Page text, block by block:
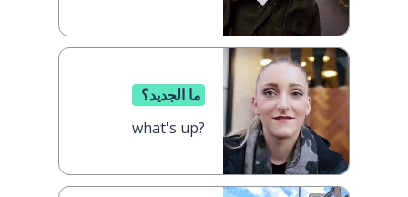
ما الجديد؟
what's up?